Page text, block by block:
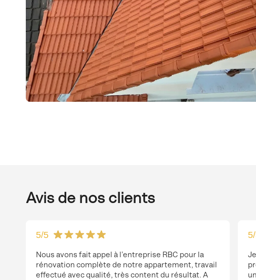
Avis de nos clients
5/5
Nous avons fait appel à l’entreprise RBC pour la
rénovation complète de notre appartement, travail
effectué avec qualité, très content du résultat. A
5